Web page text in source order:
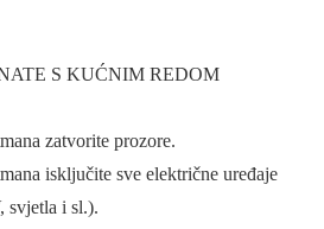
S KUĆNIM REDOM
zatvorite prozore.
isključite sve električne uređaje
svjetla i sl.).